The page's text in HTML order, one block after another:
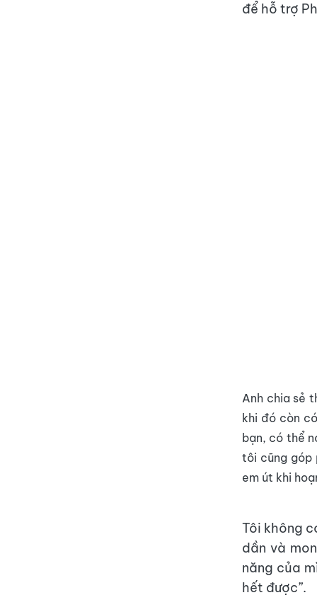
để hỗ trợ
Anh chia sẻ
khi đó còn
bạn, có thể
tôi cũng góp
em út khi
Tôi không
dần và
năng của
hết được”.